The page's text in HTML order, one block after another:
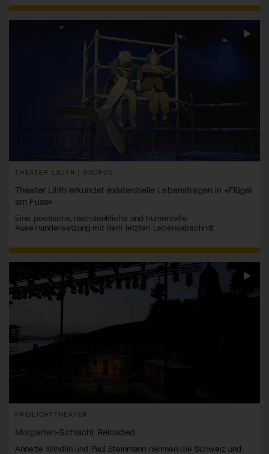
THEATER LILITH | SÜDPOL
Theater Lilith erkundet existenzielle Lebensfragen in «Flügel
am Fuss»
Eine poetische, nachdenkliche und humorvolle
Auseinandersetzung mit dem letzten Lebensabschnitt
FREILICHTTHEATER
Morgarten-Schlacht Reloaded
Annette Windlin und Paul Steinmann nehmen die Schweiz und